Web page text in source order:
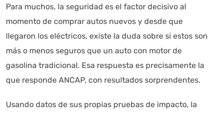
Para muchos, la seguridad es el factor decisivo al
momento de comprar autos nuevos y desde que
llegaron los eléctricos, existe la duda sobre si estos son
más o menos seguros que un auto con motor de
gasolina tradicional. Esa respuesta es precisamente la
que responde ANCAP, con resultados sorprendentes.
Usando datos de sus propias pruebas de impacto, la